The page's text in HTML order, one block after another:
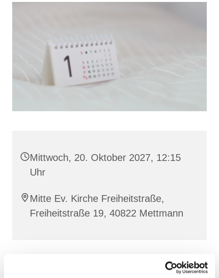
Mittwoch, 20. Oktober 2027, 12:15
Uhr
Mitte Ev. Kirche Freiheitstraße,
Freiheitstraße 19, 40822 Mettmann